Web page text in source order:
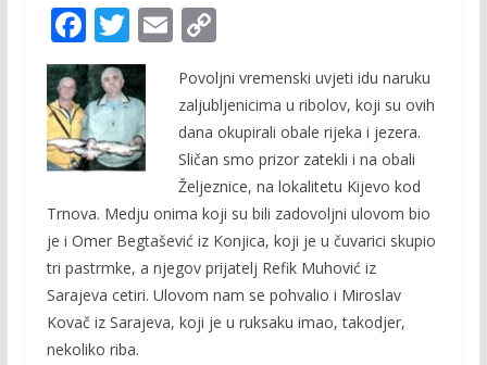
F
ac
e
b
o
o
k
T
w
itt
er
E
ai
l
C
o
p
y
Li
n
k
Povoljni vremenski uvjeti idu naruku
zaljubljenicima u ribolov, koji su ovih
dana okupirali obale rijeka i jezera.
Sličan smo prizor zatekli i na obali
Željeznice, na lokalitetu Kijevo kod
Trnova. Medju onima koji su bili zadovoljni ulovom bio
je i Omer Begtašević iz Konjica, koji je u čuvarici skupio
tri pastrmke, a njegov prijatelj Refik Muhović iz
Sarajeva cetiri. Ulovom nam se pohvalio i Miroslav
Kovač iz Sarajeva, koji je u ruksaku imao, takodjer,
nekoliko riba.